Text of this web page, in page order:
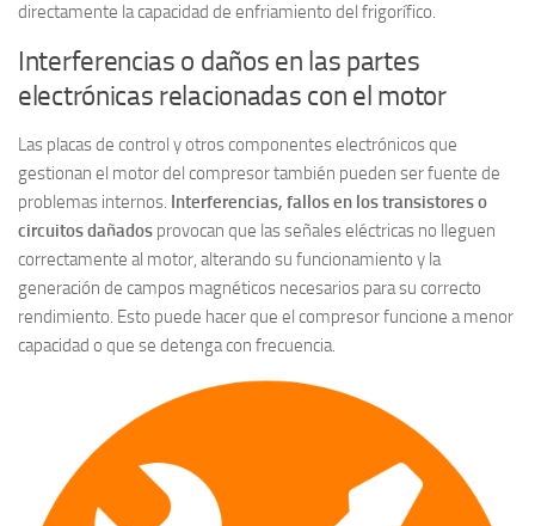
directamente la capacidad de enfriamiento del frigorífico.
Interferencias o daños en las partes
electrónicas relacionadas con el motor
Las placas de control y otros componentes electrónicos que
gestionan el motor del compresor también pueden ser fuente de
problemas internos. Interferencias, fallos en los transistores o
circuitos dañados provocan que las señales eléctricas no lleguen
correctamente al motor, alterando su funcionamiento y la
generación de campos magnéticos necesarios para su correcto
rendimiento. Esto puede hacer que el compresor funcione a menor
capacidad o que se detenga con frecuencia.